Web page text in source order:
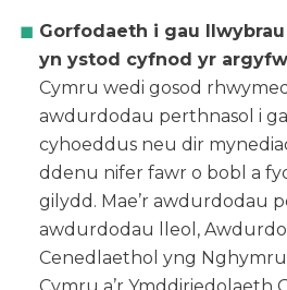
Gorfodaeth i gau
yn ystod cyfnod yr
Cymru wedi gosod
awdurdodau perthnasol i
cyhoeddus neu dir
ddenu nifer fawr o bobl a
gilydd. Mae’r awdurdodau
awdurdodau lleol,
Cenedlaethol yng